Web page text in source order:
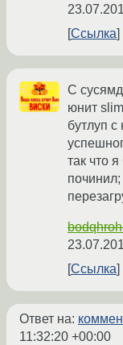
Ссылка
С
юнит
бутлуп
так что
Ссылка
Ответ на:
11:32:20 +00:00